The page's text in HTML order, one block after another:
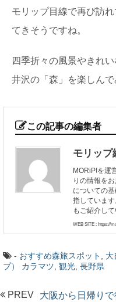
モリップ目線で再び訪
てきそうですね。
四季折々の風景やきれ
井沢の「森」を楽しんで
この記事の編集者
モリップ
MORiP!を運
りの情報を
についての
指していま
もご紹介して
WEB SITE : https://
- おすすめ森旅スポット 大
プ）
カラマツ 観光 長野県
PREV
大阪から日帰り